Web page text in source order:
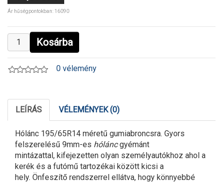
Ár hűségpontokban: 16090
Kosárba
0 vélemény
LEÍRÁS VÉLEMÉNYEK (0)
Hólánc 195/65R14 méretű gumiabroncsra. Gyors
felszerelésű 9mm-es hóláncgyémánt
mintázattal, kifejezetten olyan személyautókhoz ahol a
kerék és a futómű tartozékai között kicsi a
hely. Önfeszítő rendszerrel ellátva, hogy könnyebbé